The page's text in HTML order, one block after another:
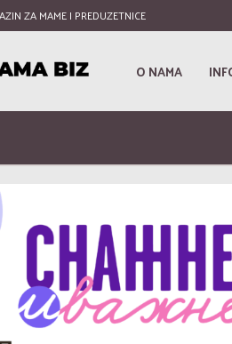
ZA MAME I PREDUZETNICE
O NAMA